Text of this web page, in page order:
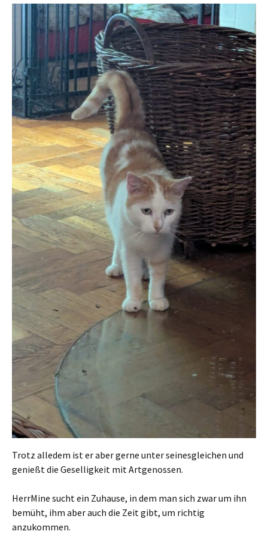
Trotz alledem ist er aber gerne unter seinesgleichen und
genießt die Geselligkeit mit Artgenossen.
HerrMine sucht ein Zuhause, in dem man sich zwar um ihn
bemüht, ihm aber auch die Zeit gibt, um richtig
anzukommen.